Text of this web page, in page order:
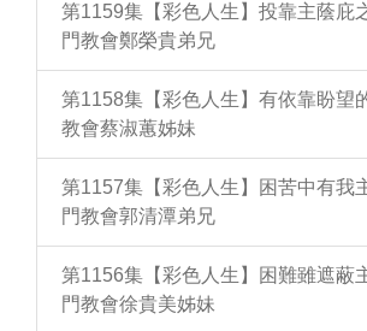
第1159集【彩色人生】投靠主蔭庇
門教會鄭榮貴弟兄
第1158集【彩色人生】有依靠盼望
教會蔡淑蕙姊妹
第1157集【彩色人生】困苦中有我
門教會郭清潭弟兄
第1156集【彩色人生】困難雖遮蔽
門教會徐貴美姊妹